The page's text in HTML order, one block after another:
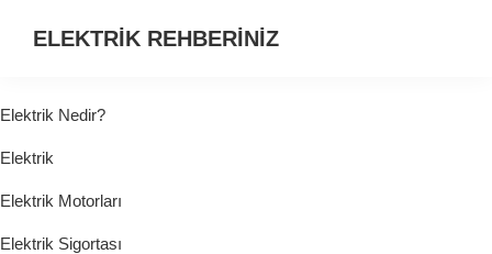
ELEKTRİK REHBERİNİZ
HER
ŞEY...
Elektrik Nedir?
Elektrik
Elektrik Motorları
Elektrik Sigortası